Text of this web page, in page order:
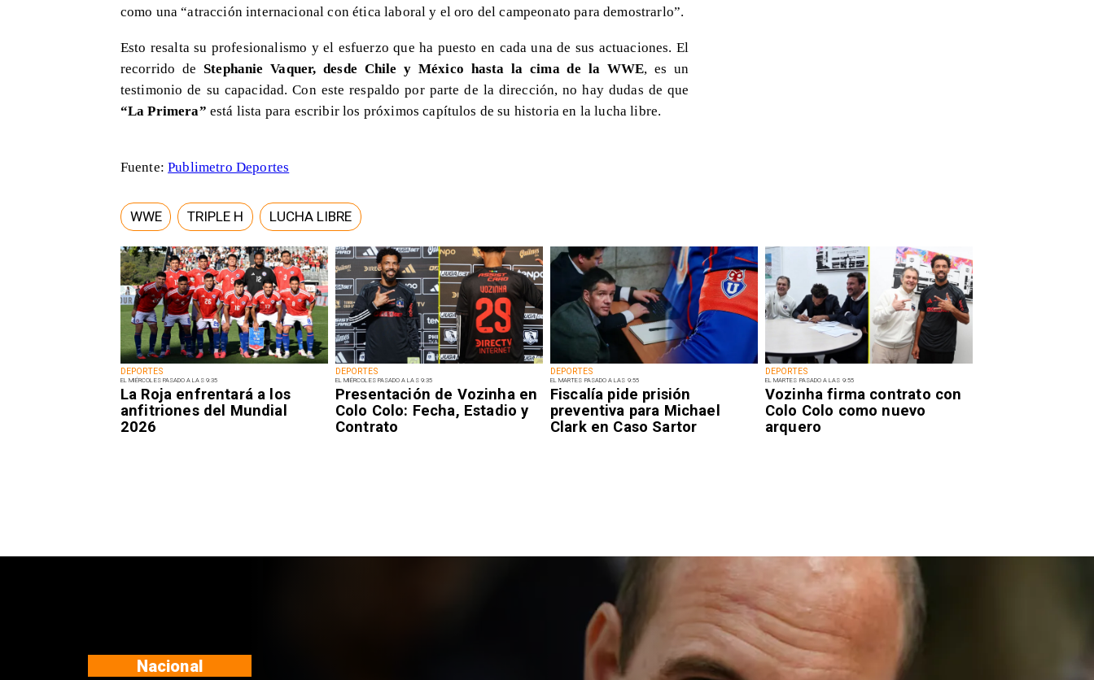
DEPORTES
EL MIÉRCOLES PASADO A LAS 9:35
La Roja enfrentará a los
anfitriones del Mundial
2026
DEPORTES
EL MIÉRCOLES PASADO A LAS 9:35
Presentación de Vozinha en
Colo Colo: Fecha, Estadio y
Contrato
DEPORTES
EL MARTES PASADO A LAS 9:55
Fiscalía pide prisión
preventiva para Michael
Clark en Caso Sartor
DEPORTES
EL MARTES PASADO A LAS 9:55
Vozinha firma contrato con
Colo Colo como nuevo
arquero
como una “atracción internacional con ética laboral y el oro del campeonato para demostrarlo”.
Esto resalta su profesionalismo y el esfuerzo que ha puesto en cada una de sus actuaciones. El
recorrido deStephanie Vaquer, desde Chile y México hasta la cima de la WWE, es un
testimonio de su capacidad. Con este respaldo por parte de la dirección, no hay dudas de que
“La Primera” está lista para escribir los próximos capítulos de su historia en la lucha libre.
Fuente:Publimetro Deportes
WWE TRIPLE H LUCHA LIBRE
Nacional